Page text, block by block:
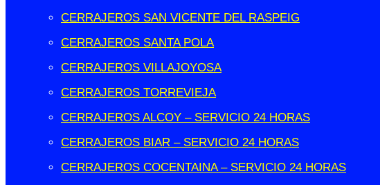
CERRAJEROS SAN VICENTE DEL RASPEIG
CERRAJEROS SANTA POLA
CERRAJEROS VILLAJOYOSA
CERRAJEROS TORREVIEJA
CERRAJEROS ALCOY – SERVICIO 24 HORAS
CERRAJEROS BIAR – SERVICIO 24 HORAS
CERRAJEROS COCENTAINA – SERVICIO 24 HORAS